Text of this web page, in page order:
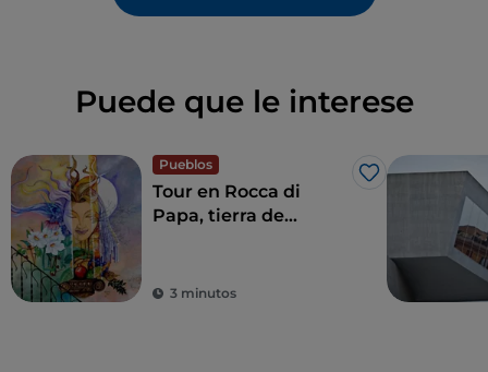
Puede que le interese
Pueblos
Me gusta
Tour en Rocca di
Papa, tierra de
3 minutos